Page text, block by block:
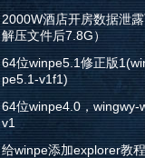
2000W酒店开房数据泄
解压文件后7.8G）
64位winpe5.1修正版
pe5.1-v1f1)
64位winpe4.0，wingwy-
v1
给winpe添加explorer教